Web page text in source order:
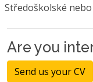
Středoškolské
Are you
Send us your CV